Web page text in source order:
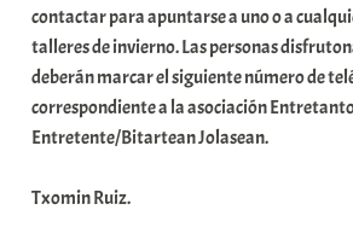
contactar para apuntarse a uno o a
talleres de invierno. Las personas
deberán marcar el siguiente número de
correspondiente a la asociación
Entretente/Bitartean Jolasean.
Txomin Ruiz.